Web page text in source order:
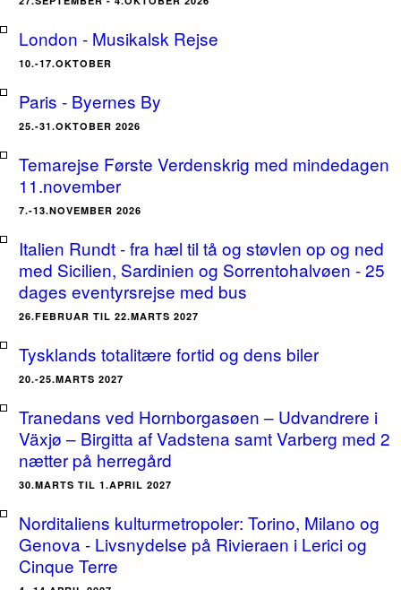
London - Musikalsk Rejse
10.-17.OKTOBER
Paris - Byernes By
25.-31.OKTOBER 2026
Temarejse Første Verdenskrig med mindedagen
11.november
7.-13.NOVEMBER 2026
Italien Rundt - fra hæl til tå og støvlen op og ned
med Sicilien, Sardinien og Sorrentohalvøen - 25
dages eventyrsrejse med bus
26.FEBRUAR TIL 22.MARTS 2027
Tysklands totalitære fortid og dens biler
20.-25.MARTS 2027
Tranedans ved Hornborgasøen – Udvandrere i
Växjø – Birgitta af Vadstena samt Varberg med 2
nætter på herregård
30.MARTS TIL 1.APRIL 2027
Norditaliens kulturmetropoler: Torino, Milano og
Genova - Livsnydelse på Rivieraen i Lerici og
Cinque Terre